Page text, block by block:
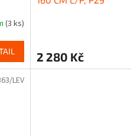
(3 ks)
2 280 Kč
LEV